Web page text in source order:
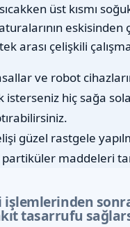
üst kısmı
eskisinden
arası çelişkili
ve robot
isterseniz hiç sağa
güzel rastgele
maddeleri
tasarrufu